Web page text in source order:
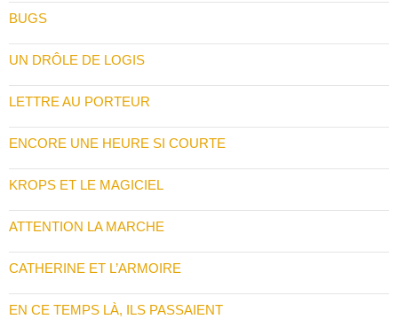
BUGS
UN DRÔLE DE LOGIS
LETTRE AU PORTEUR
ENCORE UNE HEURE SI COURTE
KROPS ET LE MAGICIEL
ATTENTION LA MARCHE
CATHERINE ET L’ARMOIRE
EN CE TEMPS LÀ, ILS PASSAIENT